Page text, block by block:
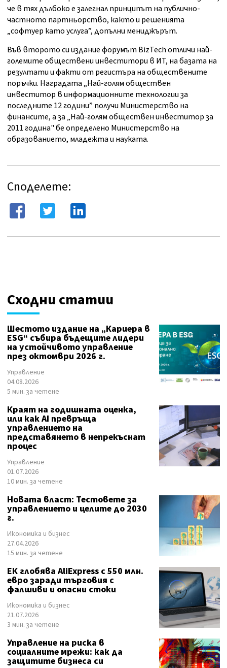
че в тях дълбоко е залегнал принципът на публично-
частното партньорство, както и решенията
„софтуер като услуга”, допълни мениджърът.
Във второто си издание форумът BizTech отличи най-
големите обществени инвеститори в ИТ, на базата на
резултати и факти от регистъра на обществените
поръчки. Наградата „Най-голям обществен
инвеститор в информационните технологии за
последните 12 години” получи Министерство на
финансите, а за „Най-голям обществен инвеститор за
2011 година" бе определено Министерство на
образованието, младежта и науката.
Споделете:
Сходни статии
Шестото издание на „Кариера в
ESG“ събира бъдещите лидери
на устойчивото управление
през октомври 2026 г.
Управление
04.08.2026
5 мин. за четене
Краят на годишната оценка,
или как AI превръща
управлението на
представянето в непрекъснат
процес
Управление
01.07.2026
10 мин. за четене
Новата власт: Тестовете за
управлението и целите до 2030
г.
Икономика и бизнес
27.04.2026
15 мин. за четене
ЕК глобява AliExpress с 550 млн.
евро заради търговия с
фалшиви и опасни стоки
Икономика и бизнес
21.07.2026
3 мин. за четене
Управление на риска в
социалните мрежи: как да
защитите бизнеса си